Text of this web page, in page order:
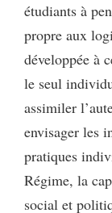
étudiants à
propre aux
développée à
le seul
assimiler
envisager les
pratiques
Régime, la
social et